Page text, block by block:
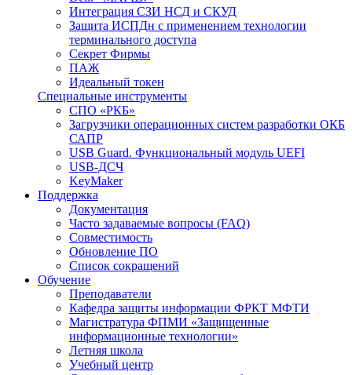
Интеграция СЗИ НСД и СКУД
Защита ИСПДн с применением технологии
терминального доступа
Секрет Фирмы
ПАЖ
Идеальный токен
Специальные инструменты
СПО «РКБ»
Загрузчики операционных систем разработки ОКБ
САПР
USB Guard. Функциональный модуль UEFI
USB-ДСЧ
KeyMaker
Поддержка
Документация
Часто задаваемые вопросы (FAQ)
Совместимость
Обновление ПО
Список сокращений
Обучение
Преподаватели
Кафедра защиты информации ФРКТ МФТИ
Магистратура ФПМИ «Защищенные
информационные технологии»
Летняя школа
Учебный центр